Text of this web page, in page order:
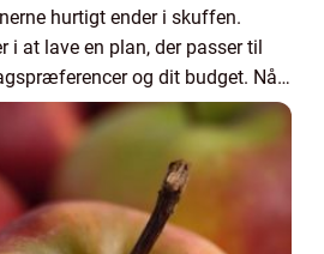
hurtigt ender i skuffen.
i at lave en plan, der passer til
og dit budget. Når